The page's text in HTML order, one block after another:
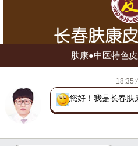
地址：长春市朝阳区西
吉ICP备16002784号 吉公
(长朝)(中)医广【
肤康●中医特色
您好！我是长春肤